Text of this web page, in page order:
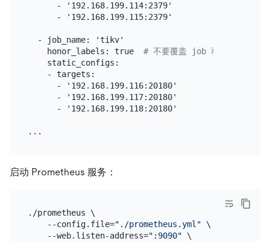
      - '192.168.199.114:2379'
      - '192.168.199.115:2379'
  - job_name: 'tikv'
    honor_labels: true
# 不要覆盖 job 和实例的
    static_configs:
    - targets:
      - '192.168.199.116:20180'
      - '192.168.199.117:20180'
      - '192.168.199.118:20180'
启动 Prometheus 服务：
./prometheus \
    --config.file=
"./prometheus.yml" \
    --web.listen-address=
":9090" \